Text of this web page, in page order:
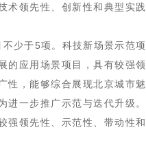
术领先性、创新性和典型实践
少于5项。科技新场景示范项
的应用场景项目，具有较强领
性，能够综合展现北京城市魅
进一步推广示范与迭代升级。
强领先性、示范性、带动性和